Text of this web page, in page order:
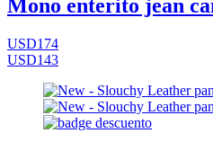
Mono enterito jean
USD174
USD143